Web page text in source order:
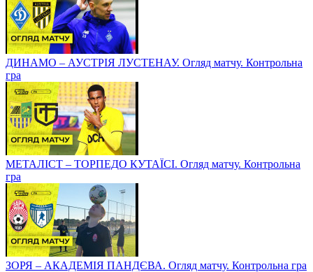
ДИНАМО – АУСТРІЯ ЛУСТЕНАУ. Огляд матчу. Контрольна
гра
МЕТАЛІСТ – ТОРПЕДО КУТАЇСІ. Огляд матчу. Контрольна
гра
ЗОРЯ – АКАДЕМІЯ ПАНДЄВА. Огляд матчу. Контрольна гра